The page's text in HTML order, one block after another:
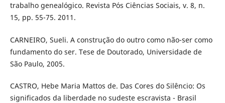
trabalho genealógico. Revista Pós Ciências Sociais, v. 8, n.
15, pp. 55-75. 2011.
CARNEIRO, Sueli. A construção do outro como não-ser como
fundamento do ser. Tese de Doutorado, Universidade de
São Paulo, 2005.
CASTRO, Hebe Maria Mattos de. Das Cores do Silêncio: Os
significados da liberdade no sudeste escravista - Brasil